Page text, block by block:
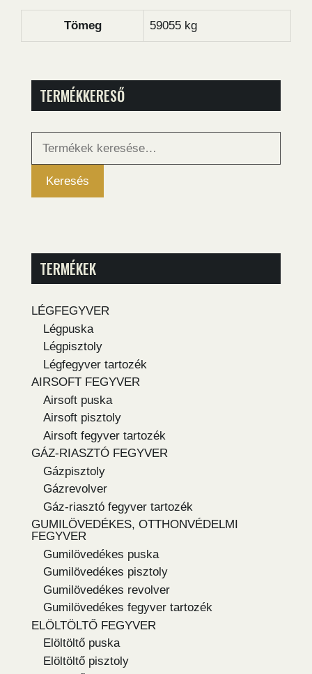
Tömeg 59055 kg
TERMÉKKERESŐ
következőre:
Keresés
TERMÉKEK
LÉGFEGYVER
Légpuska
Légpisztoly
Légfegyver tartozék
AIRSOFT FEGYVER
Airsoft puska
Airsoft pisztoly
Airsoft fegyver tartozék
GÁZ-RIASZTÓ FEGYVER
Gázpisztoly
Gázrevolver
Gáz-riasztó fegyver tartozék
GUMILÖVEDÉKES, OTTHONVÉDELMI
FEGYVER
Gumilövedékes puska
Gumilövedékes pisztoly
Gumilövedékes revolver
Gumilövedékes fegyver tartozék
ELÖLTÖLTŐ FEGYVER
Elöltöltő puska
Elöltöltő pisztoly